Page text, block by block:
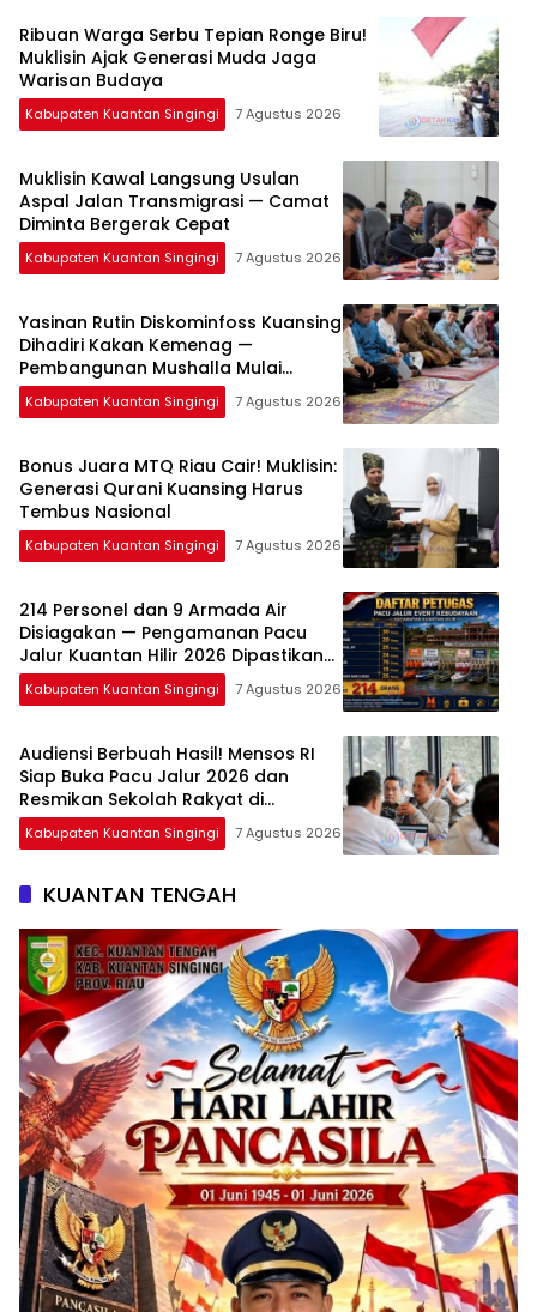
Ribuan Warga Serbu Tepian Ronge Biru!
Muklisin Ajak Generasi Muda Jaga
Warisan Budaya
Kabupaten Kuantan Singingi 7 Agustus 2026
Muklisin Kawal Langsung Usulan
Aspal Jalan Transmigrasi — Camat
Diminta Bergerak Cepat
Kabupaten Kuantan Singingi 7 Agustus 2026
Yasinan Rutin Diskominfoss Kuansing
Dihadiri Kakan Kemenag —
Pembangunan Mushalla Mulai
Dirancang
Kabupaten Kuantan Singingi 7 Agustus 2026
Bonus Juara MTQ Riau Cair! Muklisin:
Generasi Qurani Kuansing Harus
Tembus Nasional
Kabupaten Kuantan Singingi 7 Agustus 2026
214 Personel dan 9 Armada Air
Disiagakan — Pengamanan Pacu
Jalur Kuantan Hilir 2026 Dipastikan
Maksimal
Kabupaten Kuantan Singingi 7 Agustus 2026
Audiensi Berbuah Hasil! Mensos RI
Siap Buka Pacu Jalur 2026 dan
Resmikan Sekolah Rakyat di
Kuansing
Kabupaten Kuantan Singingi 7 Agustus 2026
KUANTAN TENGAH